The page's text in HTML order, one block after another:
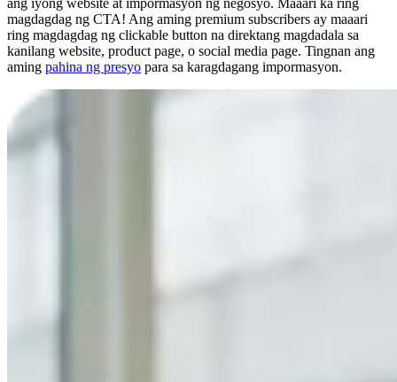
ang iyong website at impormasyon ng negosyo. Maaari ka ring
magdagdag ng CTA! Ang aming premium subscribers ay maaari
ring magdagdag ng clickable button na direktang magdadala sa
kanilang website, product page, o social media page. Tingnan ang
aming pahina ng presyo para sa karagdagang impormasyon.